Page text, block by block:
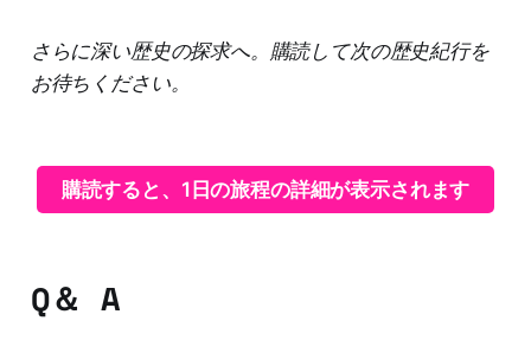
さらに深い歴史の探求へ。購読して次の歴史紀行を
お待ちください。
購読すると、1日の旅程の詳細が表示されます
Q＆ A